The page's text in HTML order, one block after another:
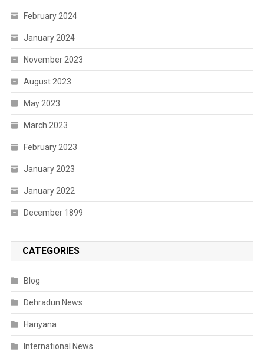
February 2024
January 2024
November 2023
August 2023
May 2023
March 2023
February 2023
January 2023
January 2022
December 1899
CATEGORIES
Blog
Dehradun News
Hariyana
International News